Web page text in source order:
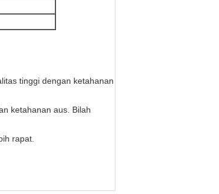
tinggi dengan ketahanan
ketahanan aus. Bilah
rapat.